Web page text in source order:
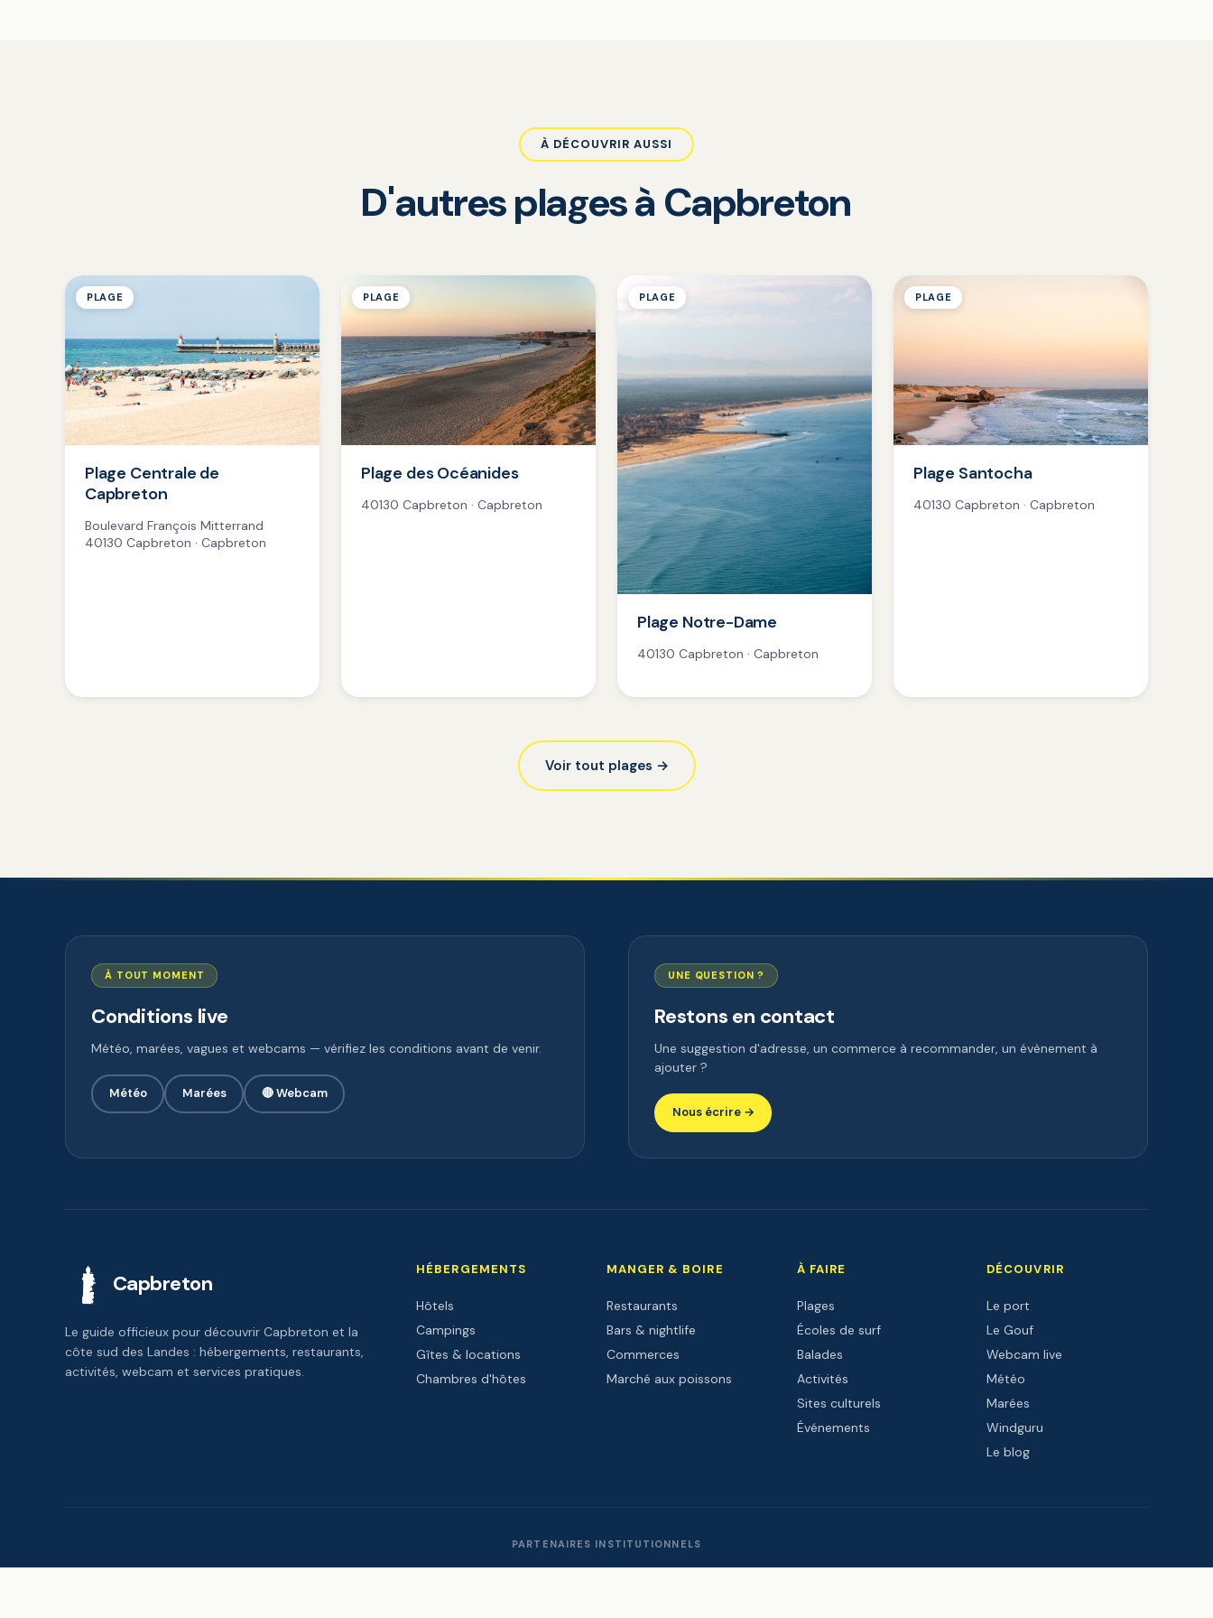
À DÉCOUVRIR AUSSI
D'autres plages à Capbreton
PLAGE
Plage Centrale de
Capbreton
Boulevard François Mitterrand
40130 Capbreton · Capbreton
PLAGE
Plage des Océanides
40130 Capbreton · Capbreton
PLAGE
Plage Notre-Dame
40130 Capbreton · Capbreton
PLAGE
Plage Santocha
40130 Capbreton · Capbreton
Voir tout plages →
À TOUT MOMENT
Conditions live
Météo, marées, vagues et webcams — vérifiez les conditions avant de venir.
Météo Marées 🔴 Webcam
UNE QUESTION ?
Restons en contact
Une suggestion d'adresse, un commerce à recommander, un évènement à
ajouter ?
Nous écrire →
Capbreton
Le guide officieux pour découvrir Capbreton et la
côte sud des Landes : hébergements, restaurants,
activités, webcam et services pratiques.
HÉBERGEMENTS
Hôtels
Campings
Gîtes & locations
Chambres d'hôtes
MANGER & BOIRE
Restaurants
Bars & nightlife
Commerces
Marché aux poissons
À FAIRE
Plages
Écoles de surf
Balades
Activités
Sites culturels
Événements
DÉCOUVRIR
Le port
Le Gouf
Webcam live
Météo
Marées
Windguru
Le blog
PARTENAIRES INSTITUTIONNELS